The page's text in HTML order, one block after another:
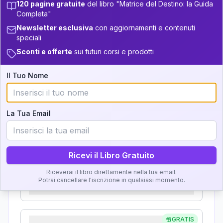
13.5-14
38.5-39
Analisi, Significato e
Interpretazione
Clicca su ogni zona per leggere la definizione e
l'interpretazione!
Zona del Ritratto
Importanza:
Karma Genitore-Figlio
Importanza:
GRATIS
120 pagine gratuite del libro "Matrice del Destino: la Guida
Completa"
Newsletter esclusiva con aggiornamenti e contenuti
speciali
Sconti e offerte sui futuri corsi e prodotti
Il Tuo Nome
La Tua Email
Ricevi il Libro Gratuito
Riceverai il libro direttamente nella tua email.
Potrai cancellare l'iscrizione in qualsiasi momento.